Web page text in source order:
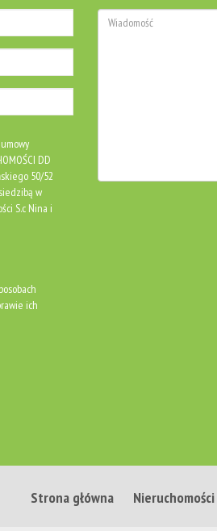
DD
50/52
w
S.c Nina i
ich
Strona główna Nieruchomości